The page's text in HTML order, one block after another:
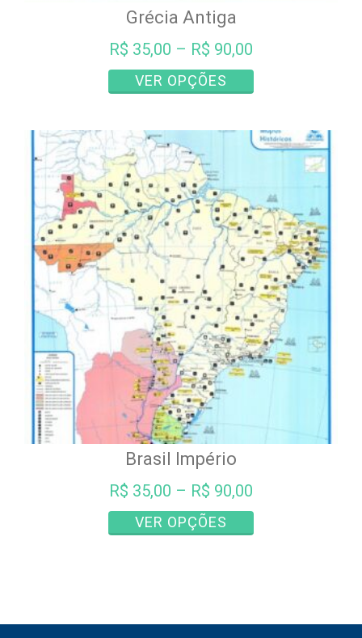
Grécia Antiga
R$ 35,00 – R$ 90,00
VER OPÇÕES
produto
várias
variantes.
opções
podem
ser
escolhidas
na
página
do
produto
Brasil Império
R$ 35,00 – R$ 90,00
VER OPÇÕES
produto